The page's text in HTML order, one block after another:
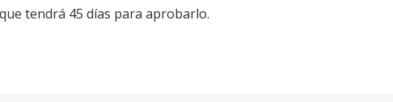
tendrá 45 días para aprobarlo.